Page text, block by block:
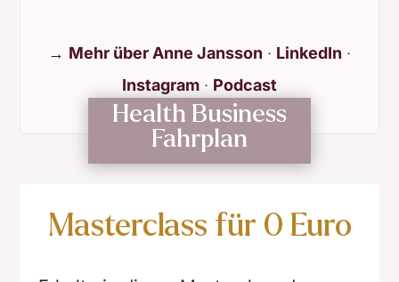
→ Mehr über Anne Jansson · LinkedIn ·
Instagram · Podcast
Health Business
Fahrplan
Masterclass für 0 Euro